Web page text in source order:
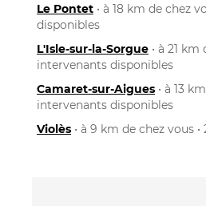
Le Pontet • à 18 km de chez
disponibles
L'Isle-sur-la-Sorgue • à 21 km
intervenants disponibles
Camaret-sur-Aigues • à 13
intervenants disponibles
Violès • à 9 km de chez vous